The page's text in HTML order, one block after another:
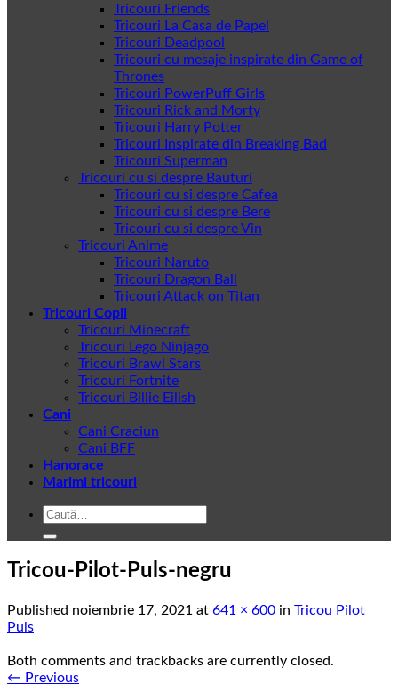
Tricouri Friends
Tricouri La Casa de Papel
Tricouri Deadpool
Tricouri cu mesaje inspirate din Game of
Thrones
Tricouri PowerPuff Girls
Tricouri Rick and Morty
Tricouri Harry Potter
Tricouri Inspirate din Breaking Bad
Tricouri Superman
Tricouri cu si despre Bauturi
Tricouri cu si despre Cafea
Tricouri cu si despre Bere
Tricouri cu si despre Vin
Tricouri Anime
Tricouri Naruto
Tricouri Dragon Ball
Tricouri Attack on Titan
Tricouri Copii
Tricouri Minecraft
Tricouri Lego Ninjago
Tricouri Brawl Stars
Tricouri Fortnite
Tricouri Billie Eilish
Cani
Cani Craciun
Cani BFF
Hanorace
Marimi tricouri
Caută
Tricou-Pilot-Puls-negru
Published noiembrie 17, 2021 at 641 × 600 in Tricou Pilot
Puls
Both comments and trackbacks are currently closed.
← Previous